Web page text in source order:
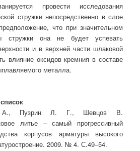
провести исследования
стружки непосредственно в слое
что при значительном
стружки она не будет успевать
и в верхней части шлаковой
влияние оксидов кремния в составе
металла.
Пузрин Л. Г., Шевцов В.
литье – самый прогрессивный
корпусов арматуры высокого
2009. № 4. С.49–54.